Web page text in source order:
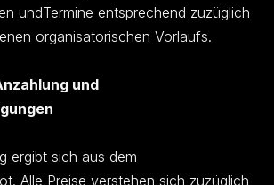
undTermine entsprechend zuzüglich
organisatorischen Vorlaufs.
und
ergibt sich aus dem
Alle Preise verstehen sich zuzüglich